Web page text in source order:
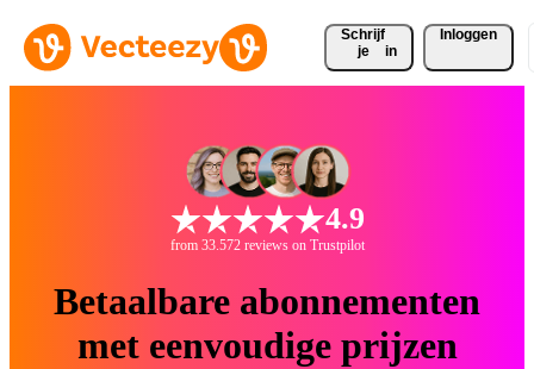
Schrijf
je
in
Inloggen
4.9
from 33.572 reviews on Trustpilot
Betaalbare abonnementen
met eenvoudige prijzen